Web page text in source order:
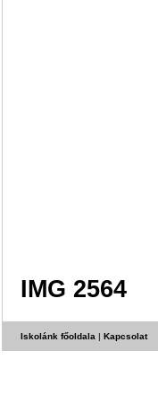
IMG 2564
Iskolánk főoldala | Kapcsolat